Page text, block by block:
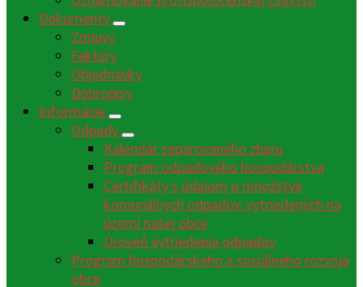
Dokumenty
Zmluvy
Faktúry
Objednávky
Dobropisy
Informácie
Odpady
Kalendár separovaného zberu
Program odpadového hospodárstva
Certifikáty s údajom o množstve
komunálnych odpadov, vytriedených na
území našej obce
Úroveň vytriedenia odpadov
Program hospodárskeho a sociálneho rozvoja
obce